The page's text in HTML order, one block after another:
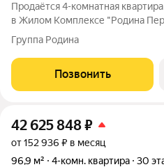
Продаётся 4-комнатная
в Жилом Комплексе "Родина
киберспортивный кластер от
квартал бизнес-класса на
Ульяновским лесопарком,
Группа Родина
Позвонить
42 625 848₽
от 152 936 ₽ в месяц
96,9 м²
4-комн. квартира 30